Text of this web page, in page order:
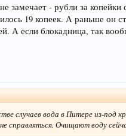
замечает - рубли за
19 копеек. А раньше
А если блокадница, так
случаев вода в Питере из-под
справляться. Очищают воду